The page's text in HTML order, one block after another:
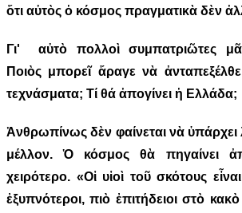
ὅτι αὐτὸς ὁ κόσμος πραγματικὰ δὲν
Γι' αὐτὸ πολλοὶ συμπατριῶτες
Ποιὸς μπορεῖ ἄραγε νὰ
τεχνάσματα; Τί θά ἀπογίνει ἡ Ελλάδα;
Ἀνθρωπίνως δὲν φαίνεται νὰ ὑπάρχει
μέλλον. Ὁ κόσμος θὰ πηγαίνει
χειρότερο. «Οἱ υἱοὶ τοῦ σκότους
ἐξυπνότεροι, πιὸ ἐπιτήδειοι στὸ